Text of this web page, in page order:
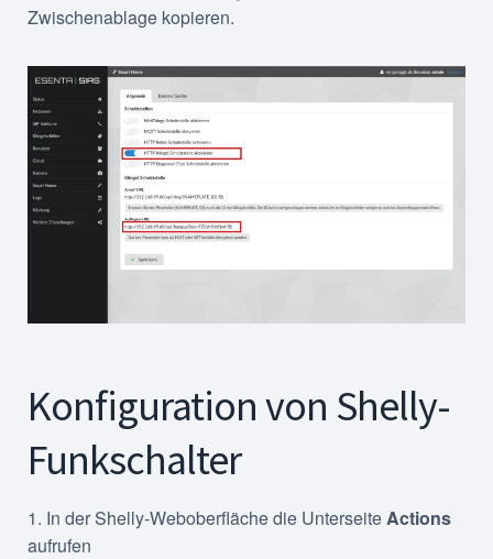
Zwischenablage kopieren.
Konfiguration von Shelly-
Funkschalter
1. In der Shelly-Weboberfläche die UnterseiteActions
aufrufen